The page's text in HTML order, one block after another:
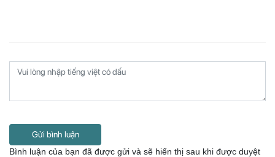
Gửi bình luận
Bình luận của bạn đã được gửi và sẽ hiển thị sau khi được duyệt